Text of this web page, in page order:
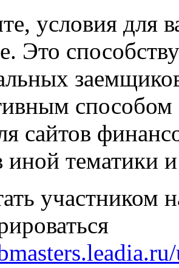
условия для
Это
сайтов
иной тематики